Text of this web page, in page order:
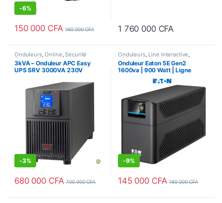
-6%
150 000 CFA 160 000CFA 1 760 000 CFA
Onduleurs,Online ,Sécurité
équipements
3kVA – Onduleur APC Easy
UPS SRV 3000VA 230V
-3%
680 000 CFA 700 000CFA
Onduleurs, Line Interactive
Sécurité équipements
Onduleur Eaton 5E Gen2
1600va | 900 Watt | Ligne
interactive | Sorties IEC-320-
-9%
145 000 CFA 160 000CFA